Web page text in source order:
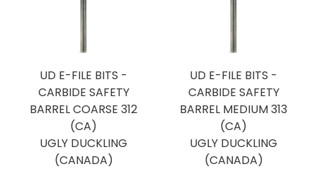
UD E-FILE BITS -
CARBIDE SAFETY
BARREL COARSE 312
(CA)
UGLY DUCKLING
(CANADA)
UD E-FILE BITS -
CARBIDE SAFETY
BARREL MEDIUM 313
(CA)
UGLY DUCKLING
(CANADA)